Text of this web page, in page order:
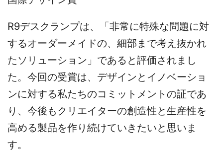
R9デスクランプは、「非常に特殊な問題に対
するオーダーメイドの、細部まで考え抜かれ
たソリューション」であると評価されまし
た。今回の受賞は、デザインとイノベーショ
ンに対する私たちのコミットメントの証であ
り、今後もクリエイターの創造性と生産性を
高める製品を作り続けていきたいと思いま
す。